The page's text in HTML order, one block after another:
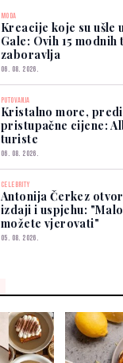
MODA
Kreacije koje su ušle
Gale: Ovih 15 modnih
zaboravlja
06. 08. 2026.
PUTOVANJA
Kristalno more,
pristupačne cijene:
turiste
06. 08. 2026.
CELEBRITY
Antonija Čerkez
izdaji i uspjehu:
možete vjerovati"
05. 08. 2026.